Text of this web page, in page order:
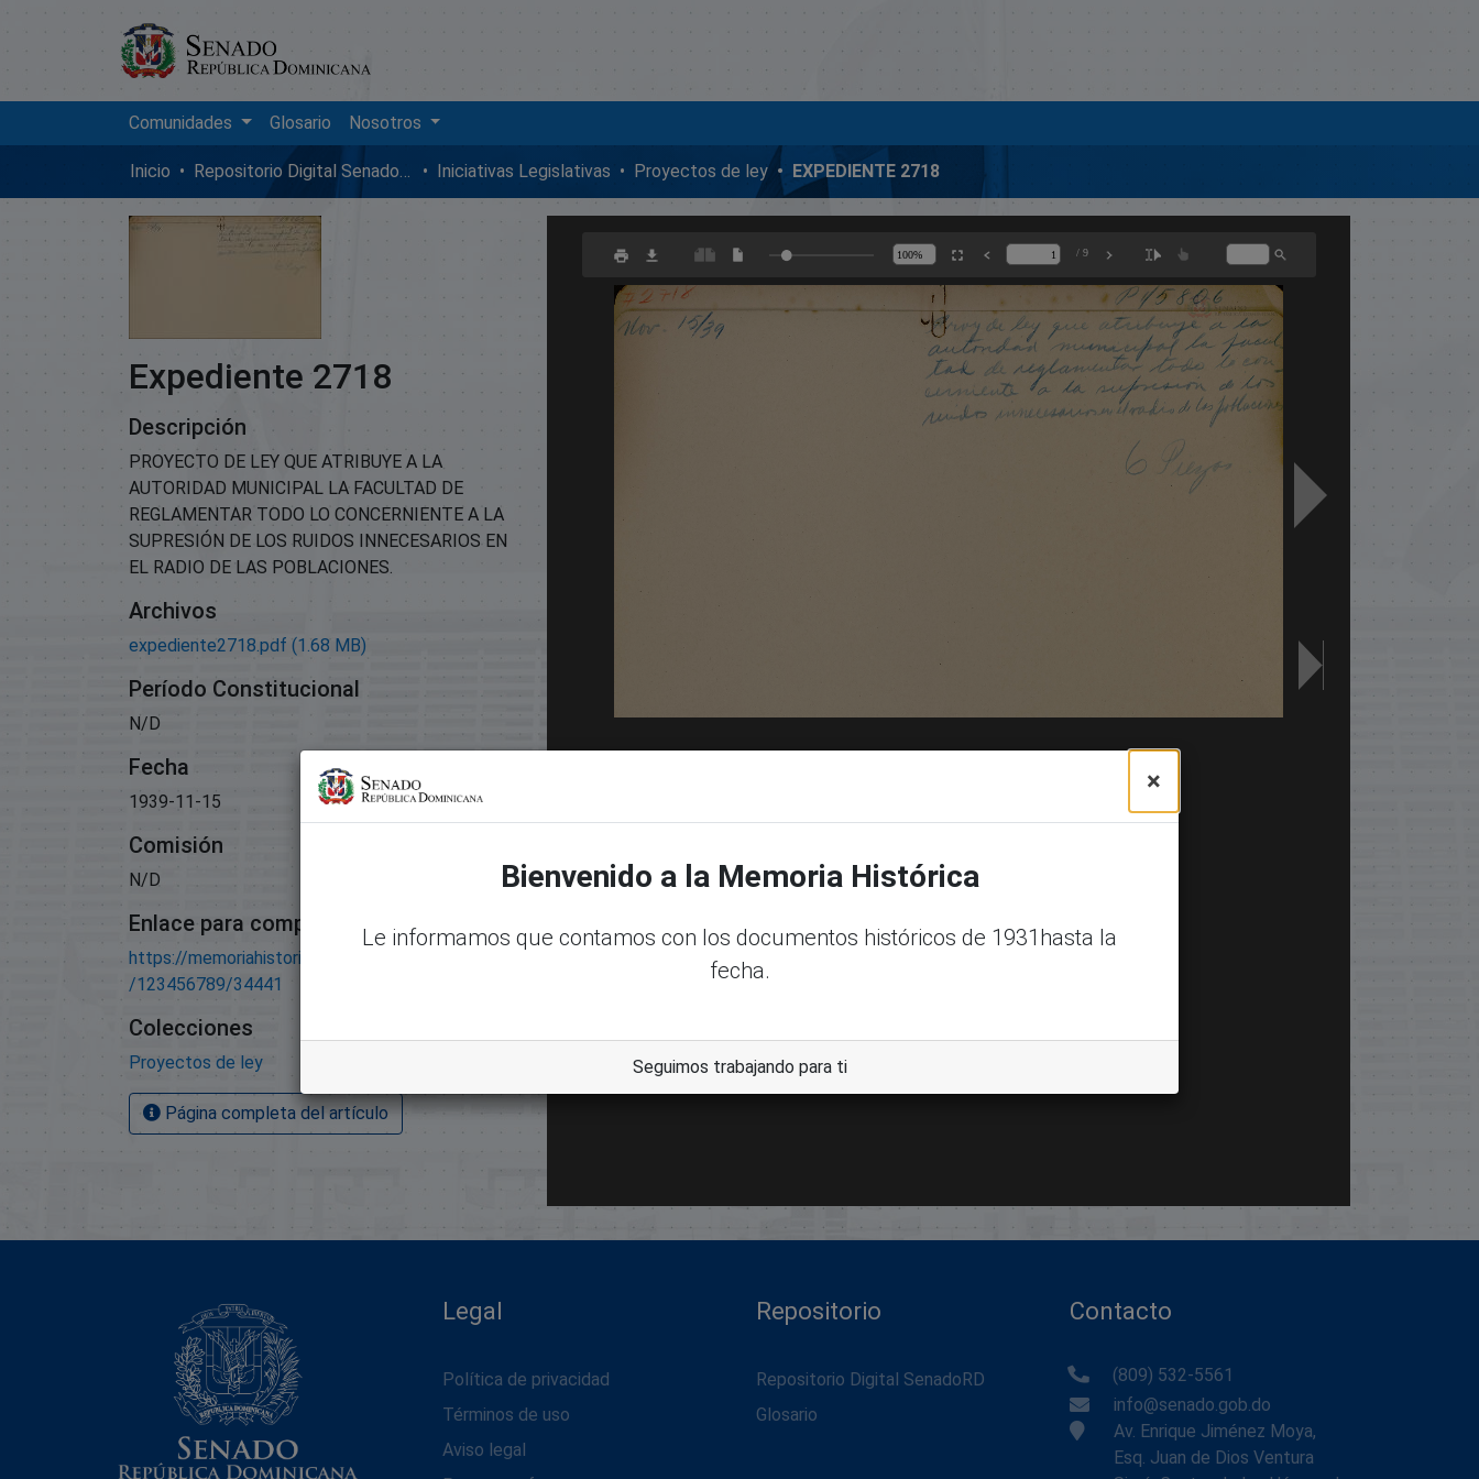
Comunidades Glosario Nosotros
Inicio Repositorio Digital SenadoRD Iniciativas Legislativas Proyectos de ley EXPEDIENTE 2718
Expediente 2718
Descripción
PROYECTO DE LEY QUE ATRIBUYE A LA
AUTORIDAD MUNICIPAL LA FACULTAD DE
REGLAMENTAR TODO LO CONCERNIENTE A LA
SUPRESIÓN DE LOS RUIDOS INNECESARIOS EN
EL RADIO DE LAS POBLACIONES.
Archivos
expediente2718.pdf (1.68 MB)
Período Constitucional
N/D
Fecha
1939-11-15
Comisión
N/D
Enlace para compartir este artículo
https://memoriahistorica.senadord.gob.do/handle
/123456789/34441
Colecciones
Proyectos de ley
Página completa del artículo
Legal
Política de privacidad
Términos de uso
Aviso legal
Repositorio
Repositorio Digital SenadoRD
Glosario
Contacto
(809) 532-5561
info@senado.gob.do
Av. Enrique Jiménez Moya,
Esq. Juan de Dios Ventura
×
Bienvenido a la Memoria Histórica
Le informamos que contamos con los documentos históricos de 1931hasta la
fecha.
Seguimos trabajando para ti